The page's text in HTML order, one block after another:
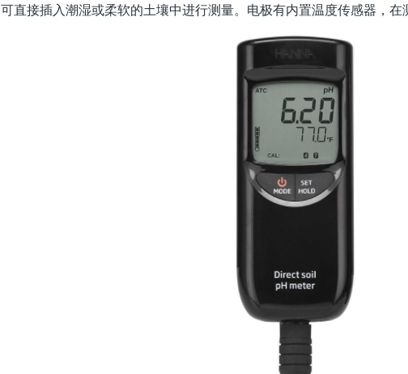
可直接插入潮湿或柔软的土壤中进行测量。电极有内置温度传感器，在